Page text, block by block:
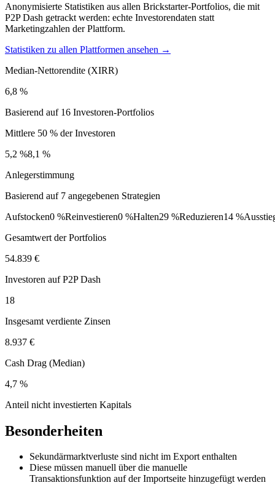
Anonymisierte Statistiken aus allen Brickstarter-Portfolios, die mit
P2P Dash getrackt werden: echte Investorendaten statt
Marketingzahlen der Plattform.
Statistiken zu allen Plattformen ansehen →
Median-Nettorendite (XIRR)
6,8 %
Basierend auf 16 Investoren-Portfolios
Mittlere 50 % der Investoren
5,2 %8,1 %
Anlegerstimmung
Basierend auf 7 angegebenen Strategien
Aufstocken0 %Reinvestieren0 %Halten29 %Reduzieren14 %
Gesamtwert der Portfolios
54.839 €
Investoren auf P2P Dash
18
Insgesamt verdiente Zinsen
8.937 €
Cash Drag (Median)
4,7 %
Anteil nicht investierten Kapitals
Besonderheiten
Sekundärmarktverluste sind nicht im Export enthalten
Diese müssen manuell über die manuelle
Transaktionsfunktion auf der Importseite hinzugefügt werden